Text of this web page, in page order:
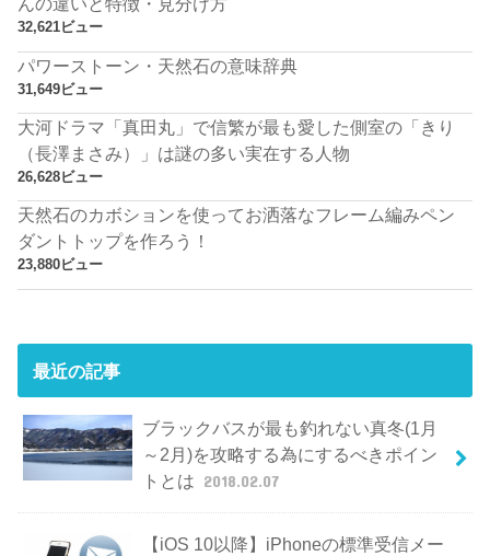
32,621ビュー
パワーストーン・天然石の意味辞典
31,649ビュー
大河ドラマ「真田丸」で信繁が最も愛した側室の「きり
（長澤まさみ）」は謎の多い実在する人物
26,628ビュー
天然石のカボションを使ってお洒落なフレーム編みペン
ダントトップを作ろう！
23,880ビュー
最近の記事
ブラックバスが最も釣れない真冬(1月
～2月)を攻略する為にするべきポイン
トとは 2018.02.07
【iOS 10以降】iPhoneの標準受信メー